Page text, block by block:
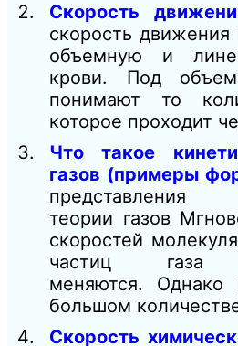
Скорость
скорость
объемную и
крови. Под
понимают то
которое проходит
Что такое
газов (примеры
представления
теории газов
скоростей
частиц газа
меняются. Однако
большом
Скорость